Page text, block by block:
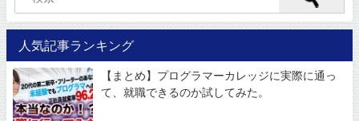
人気記事ランキング
【まとめ】プログラマーカレッジに実際に通っ
て、就職できるのか試してみた。